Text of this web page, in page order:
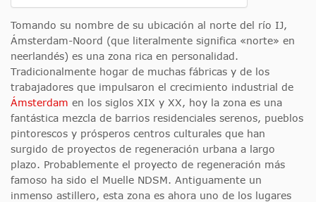
Tomando su nombre de su ubicación al norte del río IJ,
Ámsterdam-Noord (que literalmente significa «norte» en
neerlandés) es una zona rica en personalidad.
Tradicionalmente hogar de muchas fábricas y de los
trabajadores que impulsaron el crecimiento industrial de
Ámsterdam en los siglos XIX y XX, hoy la zona es una
fantástica mezcla de barrios residenciales serenos, pueblos
pintorescos y prósperos centros culturales que han
surgido de proyectos de regeneración urbana a largo
plazo. Probablemente el proyecto de regeneración más
famoso ha sido el Muelle NDSM. Antiguamente un
inmenso astillero, esta zona es ahora uno de los lugares